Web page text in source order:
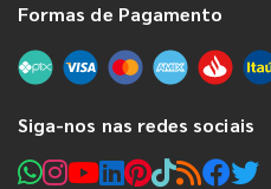
Formas de Pagamento
Siga-nos nas redes sociais